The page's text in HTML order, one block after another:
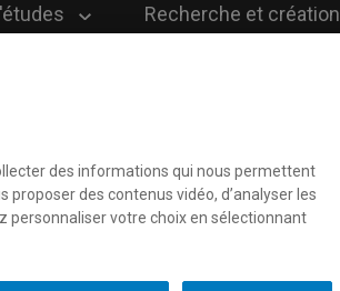
Recherche et création
des informations qui nous permettent
proposer des contenus vidéo, d’analyser les
personnaliser votre choix en sélectionnant